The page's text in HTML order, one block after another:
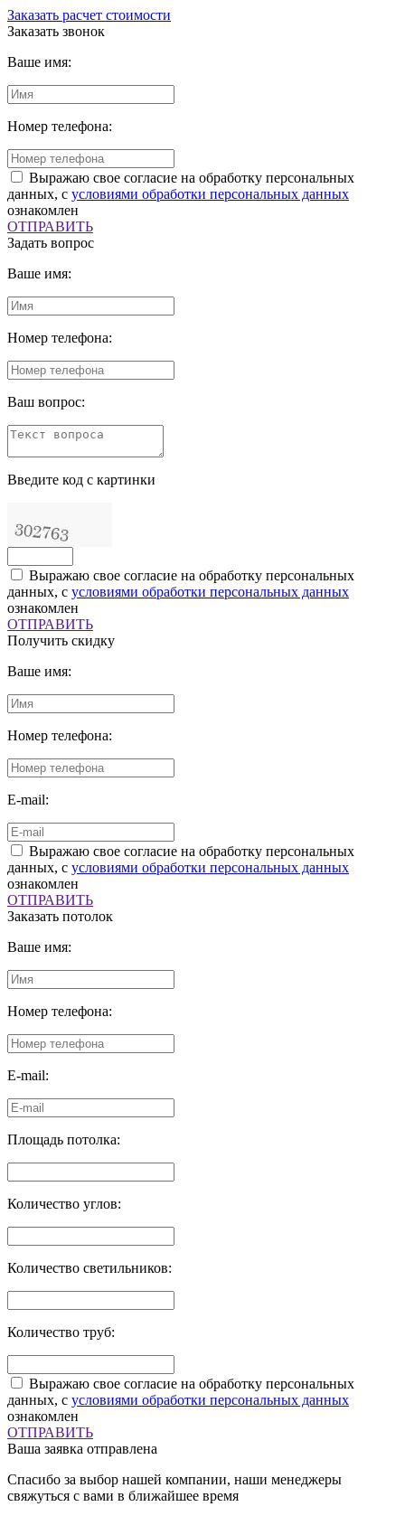
Заказать расчет стоимости
Заказать звонок
Ваше имя:
Номер телефона:
Выражаю свое согласие на обработку персональных
данных, с условиями обработки персональных данных
ознакомлен
ОТПРАВИТЬ
Задать вопрос
Ваше имя:
Номер телефона:
Ваш вопрос:
Введите код с картинки
Выражаю свое согласие на обработку персональных
данных, с условиями обработки персональных данных
ознакомлен
ОТПРАВИТЬ
Получить скидку
Ваше имя:
Номер телефона:
E-mail:
Выражаю свое согласие на обработку персональных
данных, с условиями обработки персональных данных
ознакомлен
ОТПРАВИТЬ
Заказать потолок
Ваше имя:
Номер телефона:
E-mail:
Площадь потолка:
Количество углов:
Количество светильников:
Количество труб:
Выражаю свое согласие на обработку персональных
данных, с условиями обработки персональных данных
ознакомлен
ОТПРАВИТЬ
Ваша заявка отправлена
Спасибо за выбор нашей компании, наши менеджеры
свяжуться с вами в ближайшее время